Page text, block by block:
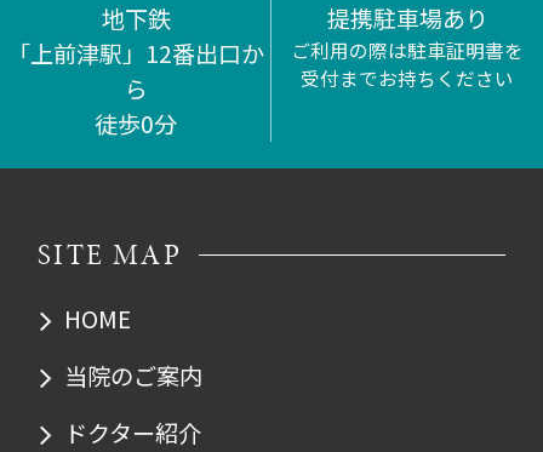
地下鉄
「上前津駅」12番出口か
ら
徒歩0分
提携駐車場あり
ご利用の際は駐車証明書を
受付までお持ちください
SITE MAP
HOME
当院のご案内
ドクター紹介